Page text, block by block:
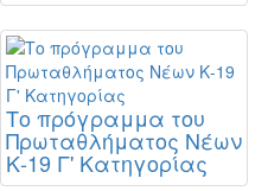
Το πρόγραμμα του
Πρωταθλήματος Νέων
Κ-19 Γ' Κατηγορίας